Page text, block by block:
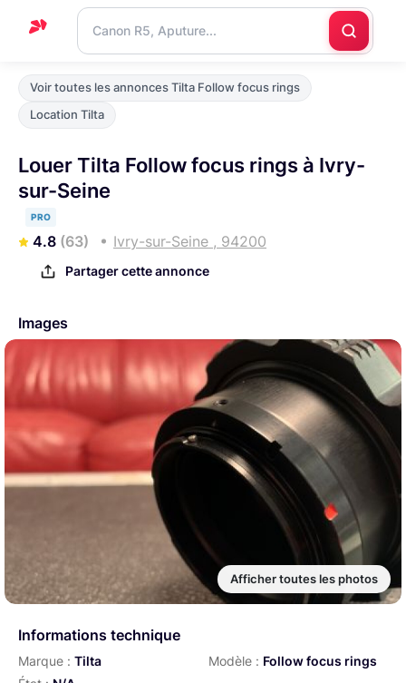
Accueil
Support
Nous
contacter
Voir toutes les annonces Tilta Follow focus rings
Location Tilta
Louer Tilta Follow focus rings à Ivry-
sur-Seine
PRO
4.8 (63) Ivry-sur-Seine , 94200
Partager cette annonce
Images
Afficher toutes les photos
Informations technique
Marque : Tilta Modèle : Follow focus rings